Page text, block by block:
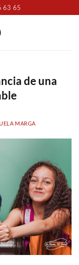
63 65
de una
MARGA